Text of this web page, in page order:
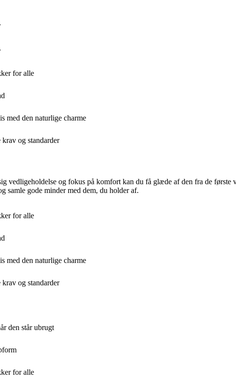
for alle
med den naturlige charme
og standarder
og fokus på komfort kan du få glæde af den fra de første
samle gode minder med dem, du holder af.
for alle
med den naturlige charme
og standarder
den står ubrugt
for alle